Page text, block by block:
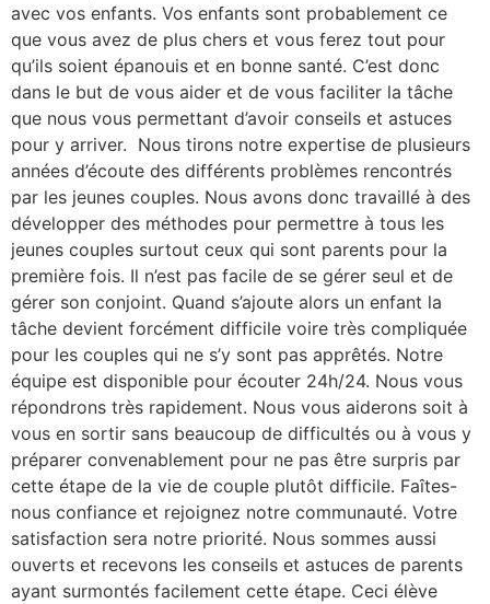
avec vos enfants. Vos enfants sont probablement ce
que vous avez de plus chers et vous ferez tout pour
qu’ils soient épanouis et en bonne santé. C’est donc
dans le but de vous aider et de vous faciliter la tâche
que nous vous permettant d’avoir conseils et astuces
pour y arriver. Nous tirons notre expertise de plusieurs
années d’écoute des différents problèmes rencontrés
par les jeunes couples. Nous avons donc travaillé à des
développer des méthodes pour permettre à tous les
jeunes couples surtout ceux qui sont parents pour la
première fois. Il n’est pas facile de se gérer seul et de
gérer son conjoint. Quand s’ajoute alors un enfant la
tâche devient forcément difficile voire très compliquée
pour les couples qui ne s’y sont pas apprêtés. Notre
équipe est disponible pour écouter 24h/24. Nous vous
répondrons très rapidement. Nous vous aiderons soit à
vous en sortir sans beaucoup de difficultés ou à vous y
préparer convenablement pour ne pas être surpris par
cette étape de la vie de couple plutôt difficile. Faîtes-
nous confiance et rejoignez notre communauté. Votre
satisfaction sera notre priorité. Nous sommes aussi
ouverts et recevons les conseils et astuces de parents
ayant surmontés facilement cette étape. Ceci élève